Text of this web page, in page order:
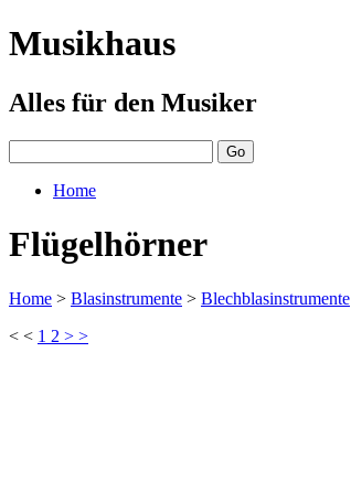
Musikhaus
Alles für den Musiker
Home
Flügelhörner
Home > Blasinstrumente > Blechblasinstrumente
< < 1 2 > >